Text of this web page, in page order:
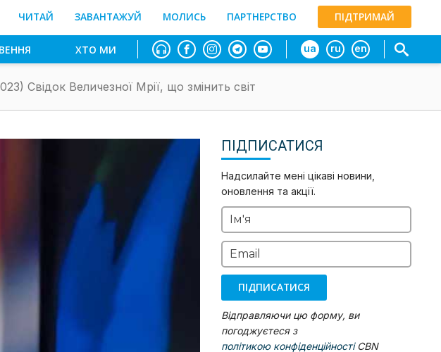
ЧИТАЙ ЗАВАНТАЖУЙ МОЛИСЬ ПАРТНЕРСТВО ПІДТРИМАЙ
ХТО МИ ua ru en
Свідок Величезної Мрії, що змінить світ
ПІДПИСАТИСЯ
Надсилайте мені цікаві новини,
оновлення та акції.
Ім'я
Email
ПІДПИСАТИСЯ
Відправляючи цю форму, ви
погоджуєтеся з
політикою конфіденційностіCBN